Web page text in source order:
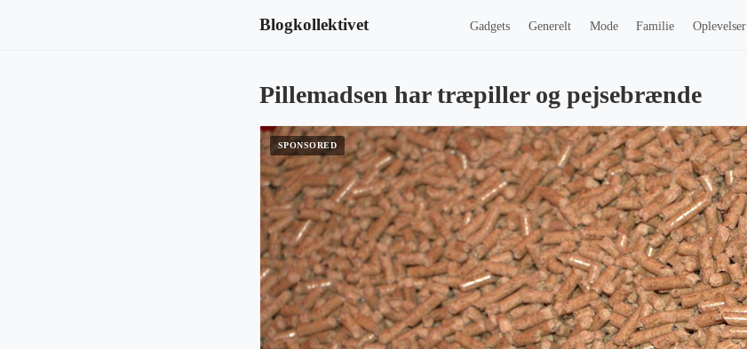
Blogkollektivet Gadgets Generelt Mode Familie Oplevelser
Pillemadsen har træpiller og pejsebrænde